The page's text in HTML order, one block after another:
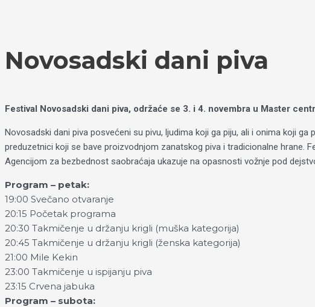
Novosadski dani piva
Festival Novosadski dani piva, održaće se 3. i 4. novembra u Master
Novosadski dani piva posvećeni su pivu, ljudima koji ga piju, ali i onima koji
preduzetnici koji se bave proizvodnjom zanatskog piva i tradicionalne hrane.
Agencijom za bezbednost saobraćaja ukazuje na opasnosti vožnje pod
Program – petak:
19:00 Svečano otvaranje
20:15 Početak programa
20:30 Takmičenje u držanju krigli (muška kategorija)
20:45 Takmičenje u držanju krigli (ženska kategorija)
21:00 Mile Kekin
23:00 Takmičenje u ispijanju piva
23:15 Crvena jabuka
Program – subota: